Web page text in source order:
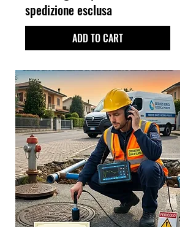
spedizione esclusa
ADD TO CART